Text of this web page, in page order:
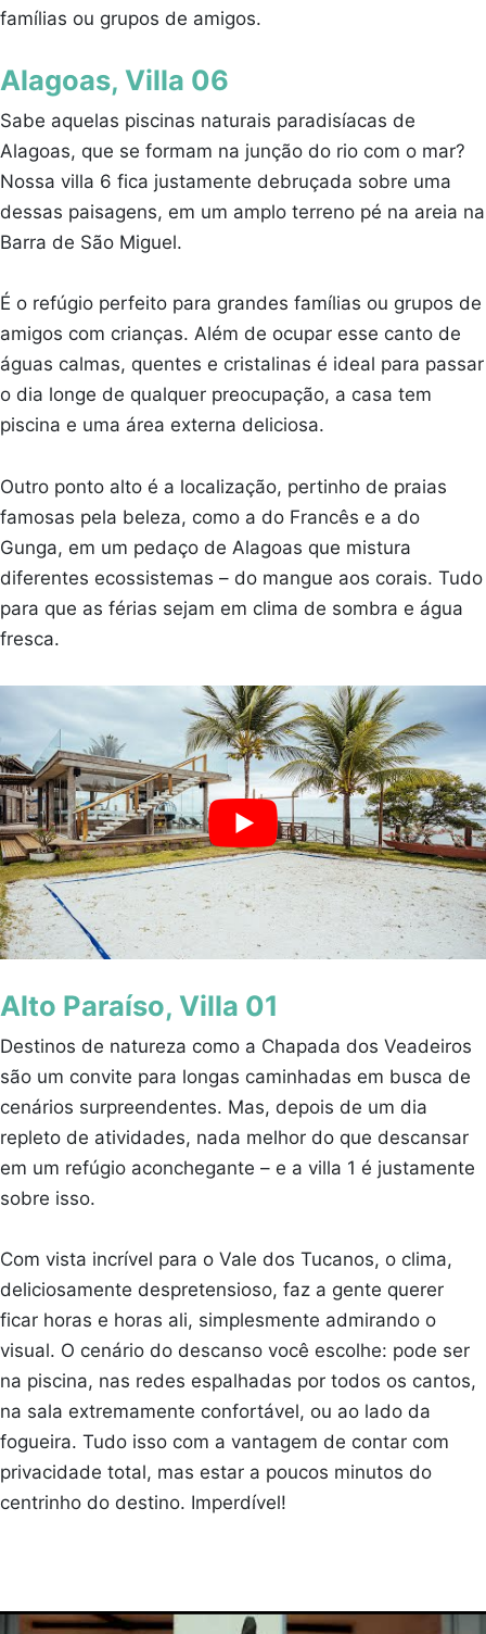
famílias ou grupos de amigos.
Alagoas, Villa 06
Sabe aquelas piscinas naturais paradisíacas de
Alagoas, que se formam na junção do rio com o mar?
Nossa villa 6 fica justamente debruçada sobre uma
dessas paisagens, em um amplo terreno pé na areia na
Barra de São Miguel.
É o refúgio perfeito para grandes famílias ou grupos de
amigos com crianças. Além de ocupar esse canto de
águas calmas, quentes e cristalinas é ideal para passar
o dia longe de qualquer preocupação, a casa tem
piscina e uma área externa deliciosa.
Outro ponto alto é a localização, pertinho de praias
famosas pela beleza, como a do Francês e a do
Gunga, em um pedaço de Alagoas que mistura
diferentes ecossistemas – do mangue aos corais. Tudo
para que as férias sejam em clima de sombra e água
fresca.
Alto Paraíso, Villa 01
Destinos de natureza como a Chapada dos Veadeiros
são um convite para longas caminhadas em busca de
cenários surpreendentes. Mas, depois de um dia
repleto de atividades, nada melhor do que descansar
em um refúgio aconchegante – e a villa 1 é justamente
sobre isso.
Com vista incrível para o Vale dos Tucanos, o clima,
deliciosamente despretensioso, faz a gente querer
ficar horas e horas ali, simplesmente admirando o
visual. O cenário do descanso você escolhe: pode ser
na piscina, nas redes espalhadas por todos os cantos,
na sala extremamente confortável, ou ao lado da
fogueira. Tudo isso com a vantagem de contar com
privacidade total, mas estar a poucos minutos do
centrinho do destino. Imperdível!